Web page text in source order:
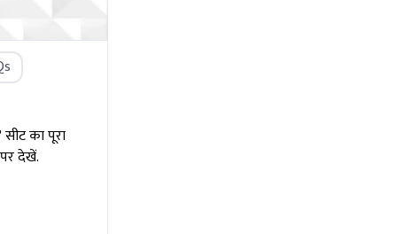
का पूरा
देखें.